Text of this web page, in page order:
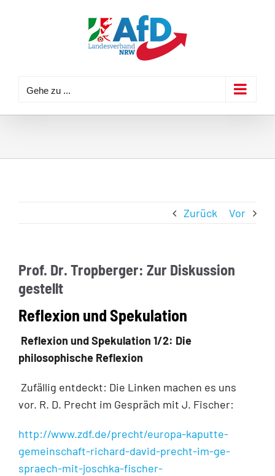
Gehe zu ...
Zurück Vor
Prof. Dr. Tropberger: Zur Diskussion
gestellt
Reflexion und Spekulation
Reflexion und Spekulation 1/2: Die
philosophische Reflexion
Zufällig entdeckt: Die Linken machen es uns
vor. R. D. Precht im Gespräch mit J. Fi­scher:
http://www.zdf.de/precht/europa-kaputte-
gemeinschaft-richard-david-precht-im-ge­
spraech-mit-joschka-fischer-